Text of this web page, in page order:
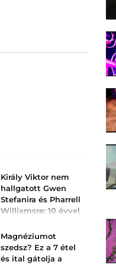
Király Viktor nem
hallgatott Gwen
Stefanira és Pharrell
Williamsre: 10 évvel
igazuk ...
Az énekes elárulta, miben
változott az elmúlt
évtizedekben.
Magnéziumot
szedsz? Ez a 7 étel
és ital gátolja a